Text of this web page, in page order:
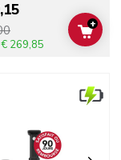
€ 269,85
ADD
+